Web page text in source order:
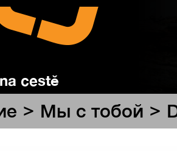
cestě
> Мы с тобой >